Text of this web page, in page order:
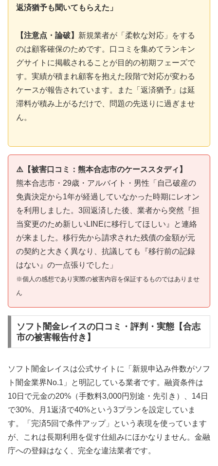
返済猶予も聞いてもらえた」
【注意点・論破】 新規業者が「柔軟な対応」をする
のは顧客確保のためです。口コミを集めてランキン
グサイトに掲載されることが目的の初期フェーズで
す。実績が積まれ顧客を抱えた段階で対応が変わる
ケースが報告されています。また「返済猶予」は延
滞料が積み上がるだけで、問題の先送りに過ぎませ
ん。
⚠️【被害口コミ：熊本合志市のケーススタディ】
熊本合志市・29歳・アルバイト・男性「自己破産の
免責決定から1年が経過していなかった時期にレオン
を利用しました。3回返済した後、業者から突然『担
当変更のため新しいLINEに移行してほしい』と連絡
が来ました。移行先から請求された残債の金額が元
の契約と大きく異なり、抗議しても『移行前の記録
はない』の一点張りでした」
※個人の感想であり実際の被害内容を保証するものではありませ
ん
ソフト闇金レイスの口コミ・評判・実態【合志
市の被害報告付き】
ソフト闇金レイスは公式サイトに「新規申込み件数がソフ
ト闇金業界No.1」と明記している業者です。融資条件は
10日で元金の20%（手数料3,000円別途・先引き）、14日
で30%、月1返済で40%という3プランを設定していま
す。「完済5回で条件アップ」という表現を使っています
が、これは長期利用を促す仕組みにほかなりません。金融
庁への登録はなく、完全な違法業者です。